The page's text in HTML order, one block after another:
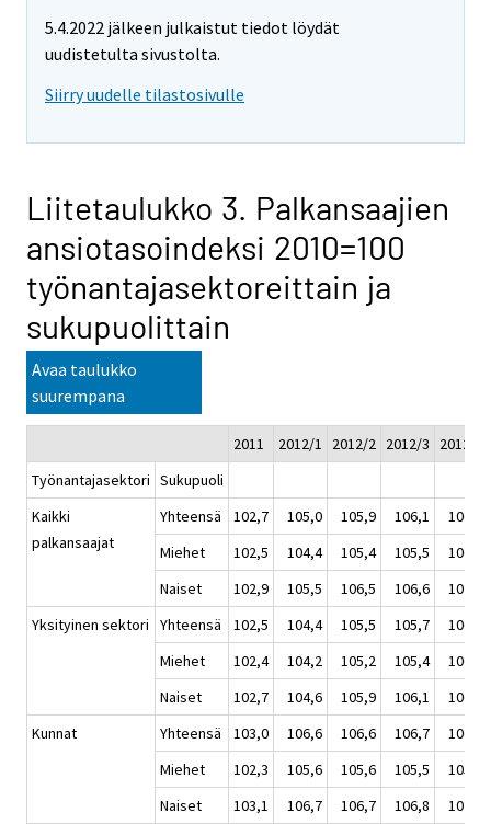
5.4.2022 jälkeen julkaistut tiedot löydät
uudistetulta sivustolta.
Siirry uudelle tilastosivulle
Liitetaulukko 3. Palkansaajien
ansiotasoindeksi 2010=100
työnantajasektoreittain ja
sukupuolittain
Avaa taulukko
suurempana
2011 2012/1 2012/2 2012/3
2012/4
Työnantajasektori Sukupuoli
Kaikki
palkansaajat
Yhteensä 102,7 105,0 105,9 106,1
106,9
Miehet
102,5 104,4 105,4 105,5
106,5
Naiset
102,9 105,5 106,5 106,6
107,2
Yksityinen sektori
Yhteensä 102,5 104,4 105,5 105,7
106,7
Miehet
102,4 104,2 105,2 105,4
106,5
Naiset
102,7 104,6 105,9 106,1
106,9
Kunnat
Yhteensä 103,0 106,6 106,6 106,7
106,8
Miehet
102,3 105,6 105,6 105,5
105,6
Naiset
103,1 106,7 106,7 106,8
107,0